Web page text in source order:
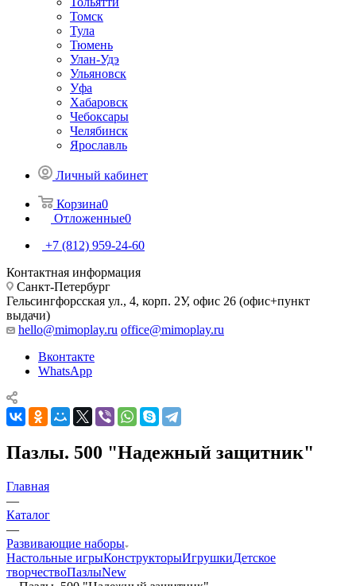
Томск
Тула
Тюмень
Улан-Удэ
Ульяновск
Уфа
Хабаровск
Чебоксары
Челябинск
Ярославль
Личный кабинет
Корзина0
Отложенные0
+7 (812) 959-24-60
Контактная информация
Санкт-Петербург
Гельсингфорсская ул., 4, корп. 2У, офис 26 (офис+пункт
выдачи)
hello@mimoplay.ru office@mimoplay.ru
Вконтакте
WhatsApp
Пазлы. 500 "Надежный защитник"
Главная
—
Каталог
—
Развивающие наборы
Настольные игрыКонструкторыИгрушкиДетское
творчествоПазлыNew